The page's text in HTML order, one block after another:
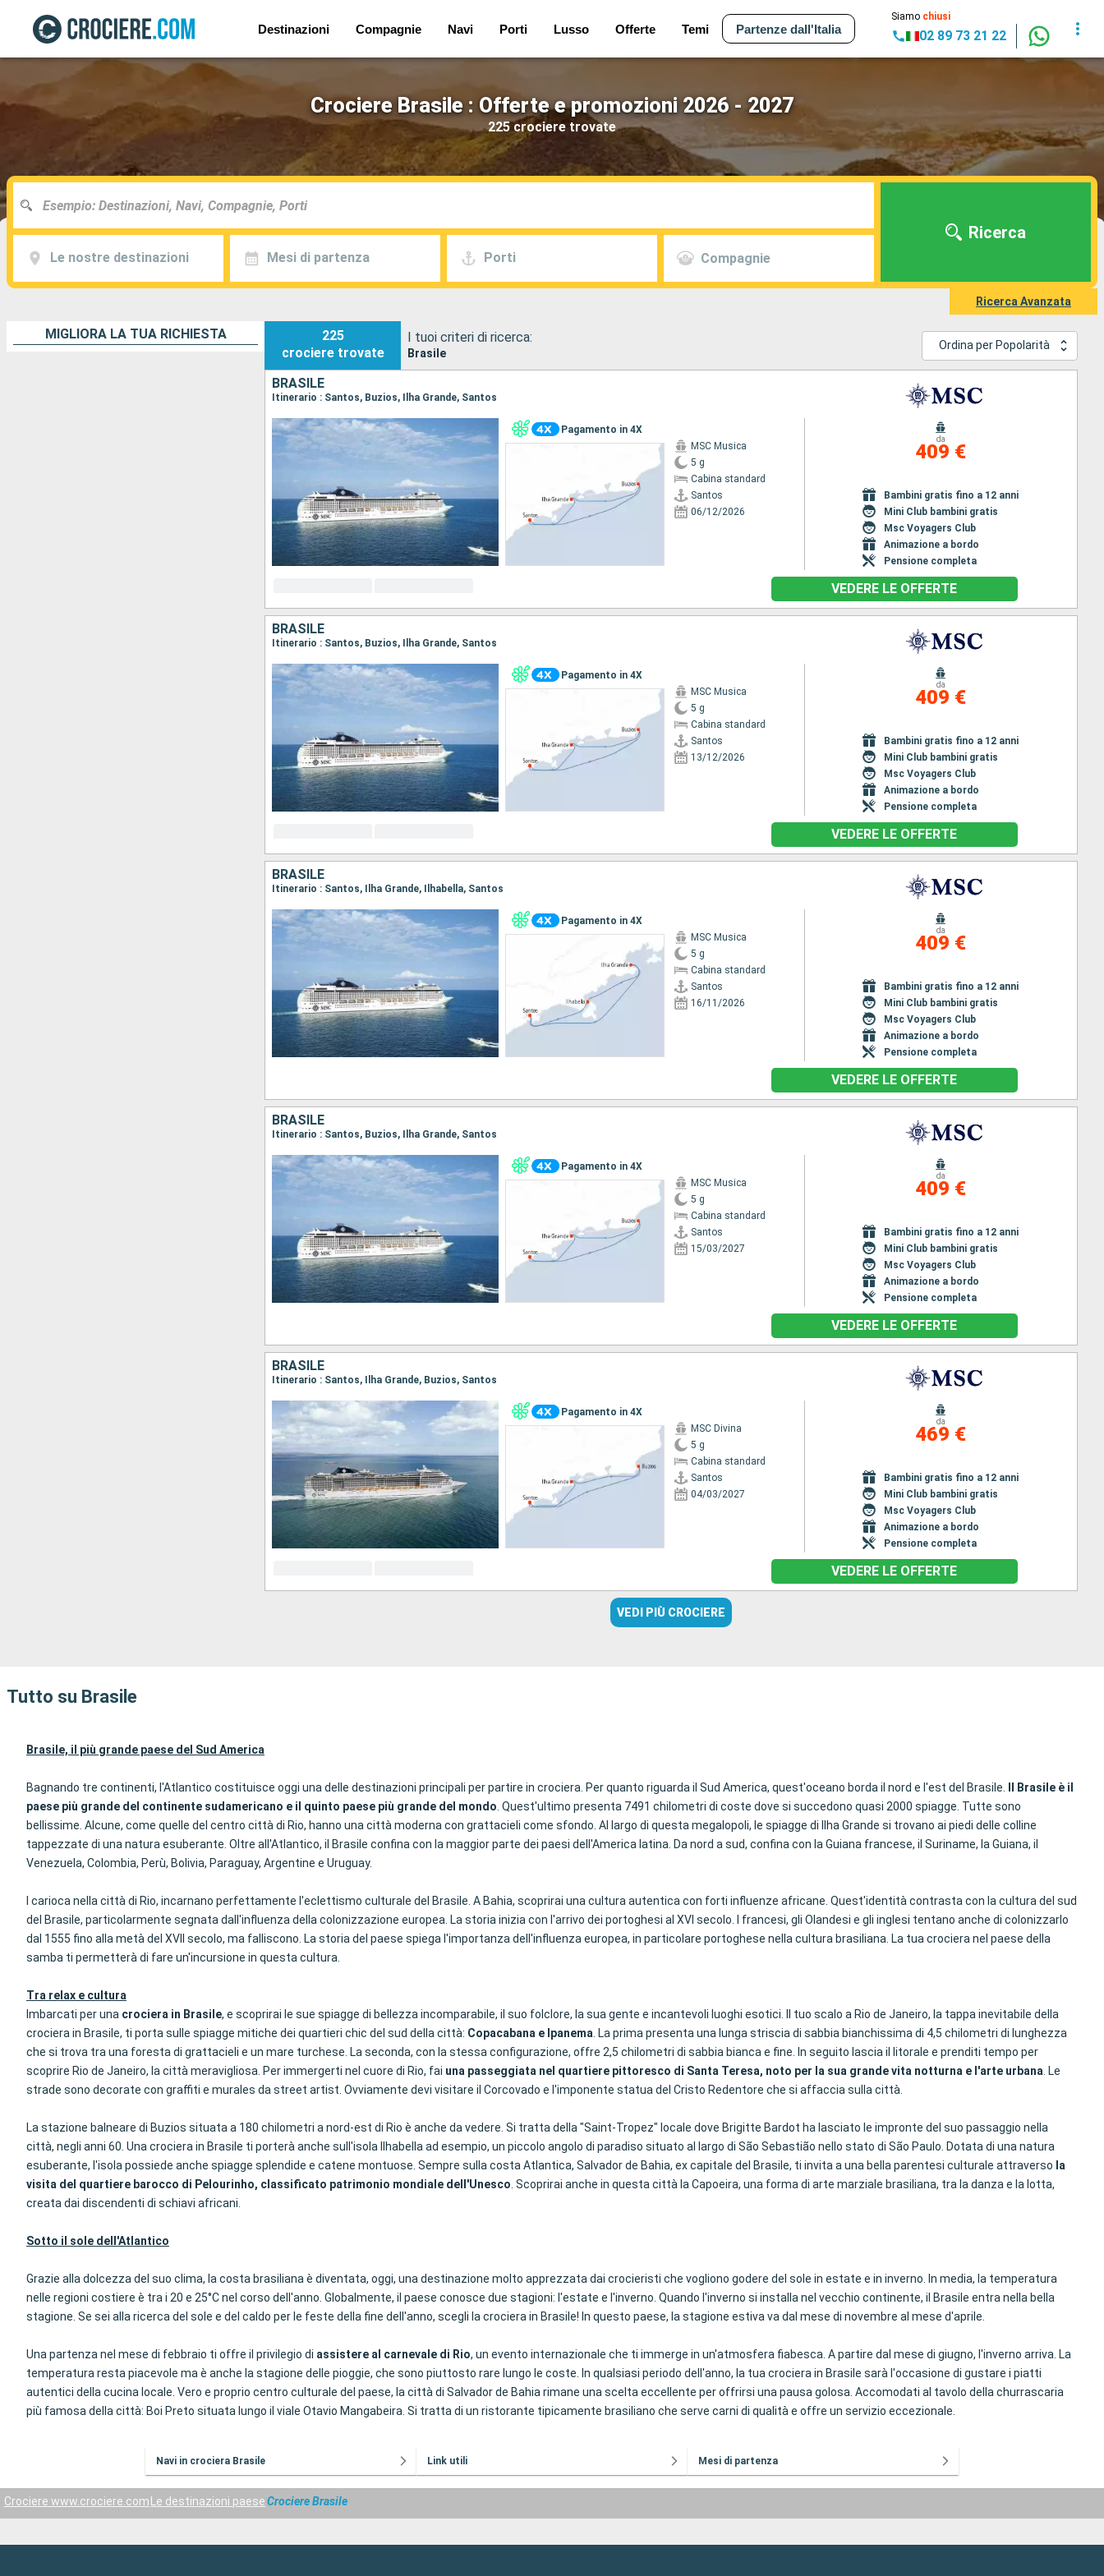
Destinazioni Compagnie Navi Porti Lusso Offerte Temi Partenze dall'Italia
Siamo chiusi
02 89 73 21 22
Crociere Brasile : Offerte e promozioni 2026 - 2027
225 crociere trovate
Le nostre destinazioni Mesi di partenza Porti Compagnie
Ricerca
Ricerca Avanzata
MIGLIORA LA TUA RICHIESTA
225
crociere trovate
I tuoi criteri di ricerca:
Brasile
Ordina per Popolarità
BRASILE
Itinerario : Santos, Buzios, Ilha Grande, Santos
Pagamento in 4X
MSC Musica
5 g
Cabina standard
Santos
06/12/2026
da
409 €
Bambini gratis fino a 12 anni
Mini Club bambini gratis
Msc Voyagers Club
Animazione a bordo
Pensione completa
VEDERE LE OFFERTE
BRASILE
Itinerario : Santos, Buzios, Ilha Grande, Santos
Pagamento in 4X
MSC Musica
5 g
Cabina standard
Santos
13/12/2026
da
409 €
Bambini gratis fino a 12 anni
Mini Club bambini gratis
Msc Voyagers Club
Animazione a bordo
Pensione completa
VEDERE LE OFFERTE
BRASILE
Itinerario : Santos, Ilha Grande, Ilhabella, Santos
Pagamento in 4X
MSC Musica
5 g
Cabina standard
Santos
16/11/2026
da
409 €
Bambini gratis fino a 12 anni
Mini Club bambini gratis
Msc Voyagers Club
Animazione a bordo
Pensione completa
VEDERE LE OFFERTE
BRASILE
Itinerario : Santos, Buzios, Ilha Grande, Santos
Pagamento in 4X
MSC Musica
5 g
Cabina standard
Santos
15/03/2027
da
409 €
Bambini gratis fino a 12 anni
Mini Club bambini gratis
Msc Voyagers Club
Animazione a bordo
Pensione completa
VEDERE LE OFFERTE
BRASILE
Itinerario : Santos, Ilha Grande, Buzios, Santos
Pagamento in 4X
MSC Divina
5 g
Cabina standard
Santos
04/03/2027
da
469 €
Bambini gratis fino a 12 anni
Mini Club bambini gratis
Msc Voyagers Club
Animazione a bordo
Pensione completa
VEDERE LE OFFERTE
VEDI PIÙ CROCIERE
Tutto su Brasile
Brasile, il più grande paese del Sud America
Bagnando tre continenti, l'Atlantico costituisce oggi una delle destinazioni principali per partire in crociera. Per quanto riguarda il Sud America, quest'oceano borda il nord e l'est del Brasile.
Il Brasile è il
paese più grande del continente sudamericano e il quinto paese più grande del mondo . Quest'ultimo presenta 7491 chilometri di coste dove si succedono quasi 2000 spiagge. Tutte sono
bellissime. Alcune, come quelle del centro città di Rio, hanno una città moderna con grattacieli come sfondo. Al largo di questa megalopoli, le spiagge di Ilha Grande si trovano ai piedi delle colline
tappezzate di una natura esuberante. Oltre all'Atlantico, il Brasile confina con la maggior parte dei paesi dell'America latina. Da nord a sud, confina con la Guiana francese, il Suriname, la Guiana, il
Venezuela, Colombia, Perù, Bolivia, Paraguay, Argentine e Uruguay.
I carioca nella città di Rio, incarnano perfettamente l'eclettismo culturale del Brasile. A Bahia, scoprirai una cultura autentica con forti influenze africane. Quest'identità contrasta con la cultura del sud
del Brasile, particolarmente segnata dall'influenza della colonizzazione europea. La storia inizia con l'arrivo dei portoghesi al XVI secolo. I francesi, gli Olandesi e gli inglesi tentano anche di colonizzarlo
dal 1555 fino alla metà del XVII secolo, ma falliscono. La storia del paese spiega l'importanza dell'influenza europea, in particolare portoghese nella cultura brasiliana. La tua crociera nel paese della
samba ti permetterà di fare un'incursione in questa cultura.
Tra relax e cultura
Imbarcati per una crociera in Brasile, e scoprirai le sue spiagge di bellezza incomparabile, il suo folclore, la sua gente e incantevoli luoghi esotici. Il tuo scalo a Rio de Janeiro, la tappa inevitabile della
crociera in Brasile, ti porta sulle spiagge mitiche dei quartieri chic del sud della città: Copacabana e Ipanema . La prima presenta una lunga striscia di sabbia bianchissima di 4,5 chilometri di lunghezza
che si trova tra una foresta di grattacieli e un mare turchese. La seconda, con la stessa configurazione, offre 2,5 chilometri di sabbia bianca e fine. In seguito lascia il litorale e prenditi tempo per
scoprire Rio de Janeiro, la città meravigliosa. Per immergerti nel cuore di Rio, fai una passeggiata nel quartiere pittoresco di Santa Teresa, noto per la sua grande vita notturna e l'arte urbana . Le
strade sono decorate con graffiti e murales da street artist. Ovviamente devi visitare il Corcovado e l'imponente statua del Cristo Redentore che si affaccia sulla città.
La stazione balneare di Buzios situata a 180 chilometri a nord-est di Rio è anche da vedere. Si tratta della "Saint-Tropez" locale dove Brigitte Bardot ha lasciato le impronte del suo passaggio nella
città, negli anni 60. Una crociera in Brasile ti porterà anche sull'isola Ilhabella ad esempio, un piccolo angolo di paradiso situato al largo di São Sebastião nello stato di São Paulo. Dotata di una natura
esuberante, l'isola possiede anche spiagge splendide e catene montuose. Sempre sulla costa Atlantica, Salvador de Bahia, ex capitale del Brasile, ti invita a una bella parentesi culturale attraverso la
visita del quartiere barocco di Pelourinho, classificato patrimonio mondiale dell'Unesco . Scoprirai anche in questa città la Capoeira, una forma di arte marziale brasiliana, tra la danza e la lotta,
creata dai discendenti di schiavi africani.
Sotto il sole dell'Atlantico
Grazie alla dolcezza del suo clima, la costa brasiliana è diventata, oggi, una destinazione molto apprezzata dai crocieristi che vogliono godere del sole in estate e in inverno. In media, la temperatura
nelle regioni costiere è tra i 20 e 25°C nel corso dell'anno. Globalmente, il paese conosce due stagioni: l'estate e l'inverno. Quando l'inverno si installa nel vecchio continente, il Brasile entra nella bella
stagione. Se sei alla ricerca del sole e del caldo per le feste della fine dell'anno, scegli la crociera in Brasile! In questo paese, la stagione estiva va dal mese di novembre al mese d'aprile.
Una partenza nel mese di febbraio ti offre il privilegio di assistere al carnevale di Rio, un evento internazionale che ti immerge in un'atmosfera fiabesca. A partire dal mese di giugno, l'inverno arriva. La
temperatura resta piacevole ma è anche la stagione delle pioggie, che sono piuttosto rare lungo le coste. In qualsiasi periodo dell'anno, la tua crociera in Brasile sarà l'occasione di gustare i piatti
autentici della cucina locale. Vero e proprio centro culturale del paese, la città di Salvador de Bahia rimane una scelta eccellente per offrirsi una pausa golosa. Accomodati al tavolo della churrascaria
più famosa della città: Boi Preto situata lungo il viale Otavio Mangabeira. Si tratta di un ristorante tipicamente brasiliano che serve carni di qualità e offre un servizio eccezionale.
Navi in crociera Brasile Link utili Mesi di partenza
Crociere www.crociere.com Le destinazioni paeseCrociere Brasile